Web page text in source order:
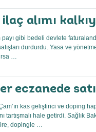
alımı
payı gibi bedeli devlete
durdurdu. Yasa ve
…
eczanede
kas geliştirici ve doping
tartışmalı hale getirdi. Sağlık
dopingle …